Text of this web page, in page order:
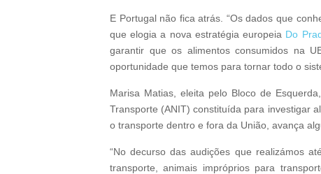
E Portugal não fica atrás. “Os dados que
que elogia a nova estratégia europeia Do
garantir que os alimentos consumidos na
oportunidade que temos para tornar todo o
Marisa Matias, eleita pelo Bloco de
Transporte (ANIT) constituída para investigar
o transporte dentro e fora da União, avança
“No decurso das audições que realizámos
transporte, animais impróprios para